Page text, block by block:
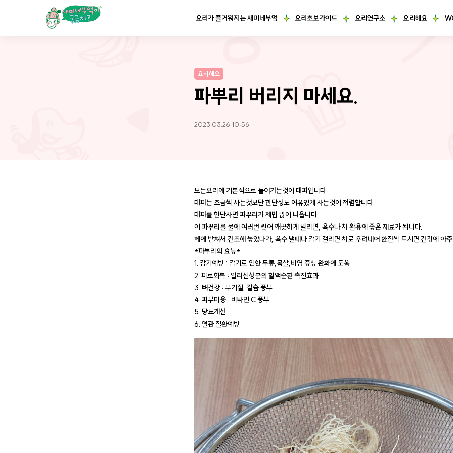
요리가 즐거워지는 새미네부엌 요리초보가이드 요리연구소 요리해요
요리해요
파뿌리 버리지 마세요.
2023.03.26 10:56
모든요리에 기본적으로 들어가는것이 대파입니다.
대파는 조금씩 사는것보단 한단정도 여유있게 사는것이 저렴합니다.
대파를 한단사면 파뿌리가 제법 많이 나옵니다.
이 파뿌리를 물에 여러번 씻어 깨끗하게 말리면, 육수나 차 활용에 좋은 재료가 됩니다.
체에 받쳐서 건조해 놓았다가, 육수 낼때나 감기 걸리면 차로 우려내어 한잔씩 드시면 건강에 아
*파뿌리의 효능*
1. 감기예방 : 감기로 인한 두통,몸살,비염 증상 완화에 도움
2. 피로회복 : 알리신성분의 혈액순환 촉진효과
3. 뼈건강 : 무기질, 칼슘 풍부
4. 피부미용 : 비타민 C 풍부
5. 당뇨개선
6. 혈관 질환예방